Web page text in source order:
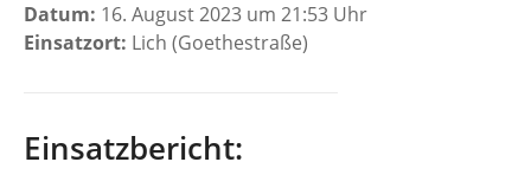
Datum: 16. August 2023 um 21:53 Uhr
Einsatzort: Lich (Goethestraße)
Einsatzbericht: